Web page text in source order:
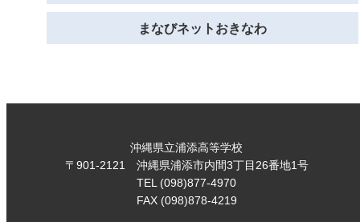
まなびネットおきなわ
沖縄県立浦添高等学校
〒901-2121 沖縄県浦添市内間3丁目26番地1号
TEL (098)877-4970
FAX (098)878-4219